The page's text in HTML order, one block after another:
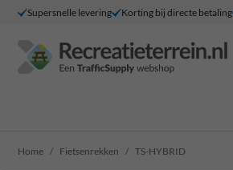
Supersnelle levering Korting bij directe betaling
Home Fietsenrekken TS-HYBRID